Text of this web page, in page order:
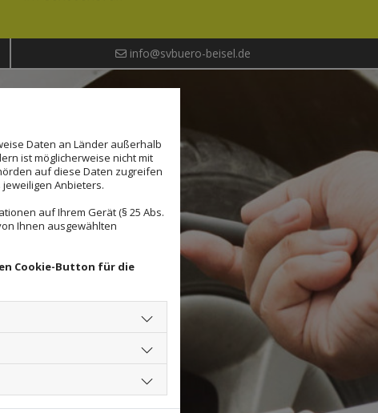
info@svbuero-beisel.de
Daten an Länder außerhalb
ist möglicherweise nicht mit
auf diese Daten zugreifen
Anbieters.
auf Ihrem Gerät (§ 25 Abs.
Ihnen ausgewählten
Cookie-Button für die